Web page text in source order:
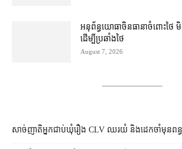
អនុព័ន្ធយោធា​ចិន​ធានា​ចំពោះ​ថៃ មិ
ដើម្បី​ប្រឆាំង​ថៃ ​
August 7, 2026
សាច់ញាតិអ្នកជាប់ឃុំរឿង CLV ឈរយំ និងដេកចាំមុនពន្ធ